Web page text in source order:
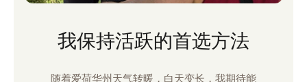
我保持活跃的首选方法
随着爱荷华州天气转暖，白天变长，我期待能